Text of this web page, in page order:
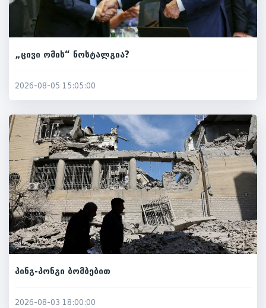
„ცივი ომის“ ნოსტალგია?
2026-08-05 15:05:00
პინგ-პონგი ბომბებით
2026-08-03 18:00:00